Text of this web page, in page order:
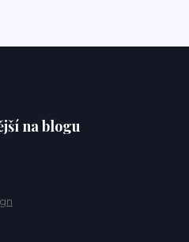
na blogu